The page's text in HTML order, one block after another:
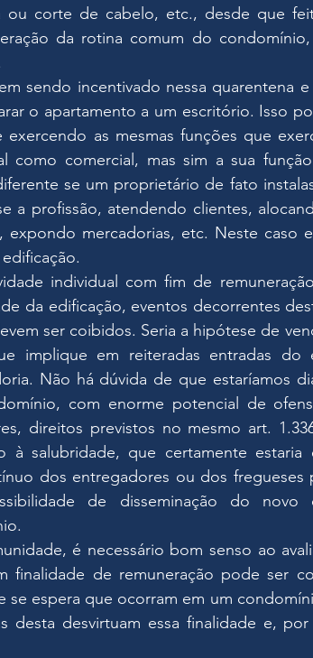
ou corte de cabelo, etc., desde que
da rotina comum do
sendo incentivado nessa quarentena
o apartamento a um escritório. Isso
as mesmas funções que
como comercial, mas sim a sua
se um proprietário de fato
a profissão, atendendo clientes,
expondo mercadorias, etc. Neste caso
individual com fim de
da edificação, eventos decorrentes
ser coibidos. Seria a hipótese de
implique em reiteradas entradas do
Não há dúvida de que estaríamos
com enorme potencial de
direitos previstos no mesmo art.
à salubridade, que certamente
dos entregadores ou dos fregueses
de disseminação do novo
é necessário bom senso ao
finalidade de remuneração pode ser
se espera que ocorram em um
desta desvirtuam essa finalidade e,